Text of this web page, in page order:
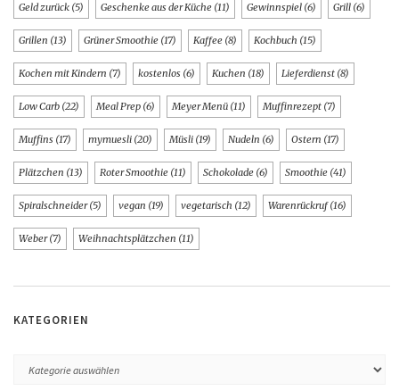
Geld zurück (5) Geschenke aus der Küche (11) Gewinnspiel (6) Grill (6)
Grillen (13) Grüner Smoothie (17) Kaffee (8) Kochbuch (15)
Kochen mit Kindern (7) kostenlos (6) Kuchen (18) Lieferdienst (8)
Low Carb (22) Meal Prep (6) Meyer Menü (11) Muffinrezept (7)
Muffins (17) mymuesli (20) Müsli (19) Nudeln (6) Ostern (17)
Plätzchen (13) Roter Smoothie (11) Schokolade (6) Smoothie (41)
Spiralschneider(5) vegan (19) vegetarisch (12) Warenrückruf(16)
Weber(7) Weihnachtsplätzchen (11)
KATEGORIEN